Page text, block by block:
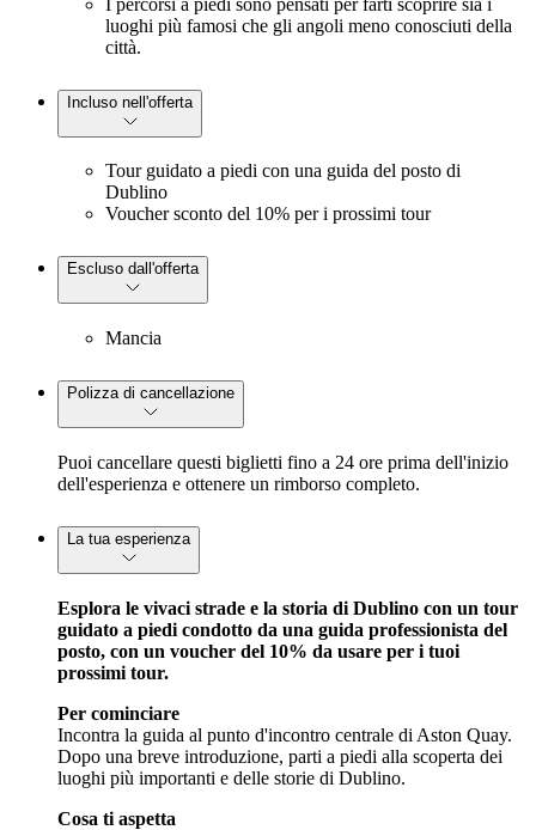
luoghi più famosi che gli angoli meno conosciuti della
città.
Incluso nell'offerta
Tour guidato a piedi con una guida del posto di
Dublino
Voucher sconto del 10% per i prossimi tour
Escluso dall'offerta
Mancia
Polizza di cancellazione
Puoi cancellare questi biglietti fino a 24 ore prima dell'inizio
dell'esperienza e ottenere un rimborso completo.
La tua esperienza
Esplora le vivaci strade e la storia di Dublino con un tour
guidato a piedi condotto da una guida professionista del
posto, con un voucher del 10% da usare per i tuoi
prossimi tour.
Per cominciare
Incontra la guida al punto d'incontro centrale di Aston Quay.
Dopo una breve introduzione, parti a piedi alla scoperta dei
luoghi più importanti e delle storie di Dublino.
Cosa ti aspetta